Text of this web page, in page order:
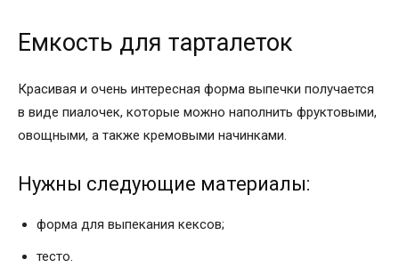
Емкость для тарталеток
Красивая и очень интересная форма выпечки получается
в виде пиалочек, которые можно наполнить фруктовыми,
овощными, а также кремовыми начинками.
Нужны следующие материалы:
форма для выпекания кексов;
тесто.